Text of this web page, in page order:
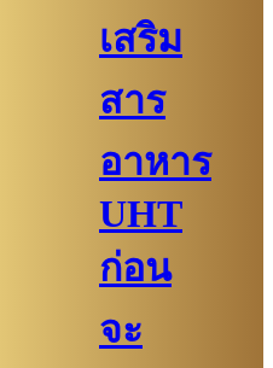
เสริม
สาร
อาหาร
UHT
ก่อน
จะ